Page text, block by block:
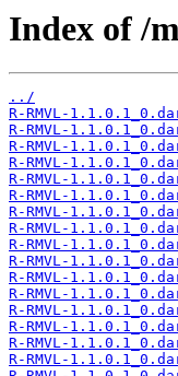
Index of /
../
R-RMVL-
R-RMVL-
R-RMVL-
R-RMVL-
R-RMVL-
R-RMVL-
R-RMVL-
R-RMVL-
R-RMVL-
R-RMVL-
R-RMVL-
R-RMVL-
R-RMVL-
R-RMVL-
R-RMVL-
R-RMVL-